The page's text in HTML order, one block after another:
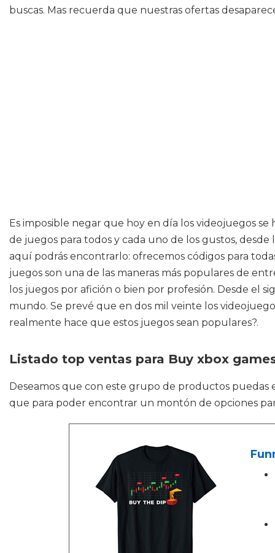
buscas. Mas recuerda que nuestras ofertas
Es imposible negar que hoy en día los videojuegos
de juegos para todos y cada uno de los gustos,
aquí podrás encontrarlo: ofrecemos códigos para
juegos son una de las maneras más populares de
los juegos por afición o bien por profesión. Desde el
mundo. Se prevé que en dos mil veinte los
realmente hace que estos juegos sean populares?.
Listado top ventas para Buy xbox
Deseamos que con este grupo de productos
que para poder encontrar un montón de opciones